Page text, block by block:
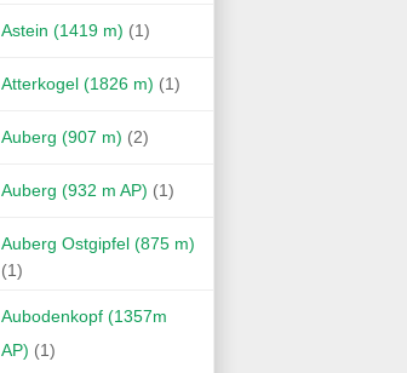
Astein (1419 m) (1)
Atterkogel (1826 m) (1)
Auberg (907 m) (2)
Auberg (932 m AP) (1)
Auberg Ostgipfel (875 m)
(1)
Aubodenkopf (1357m
AP) (1)